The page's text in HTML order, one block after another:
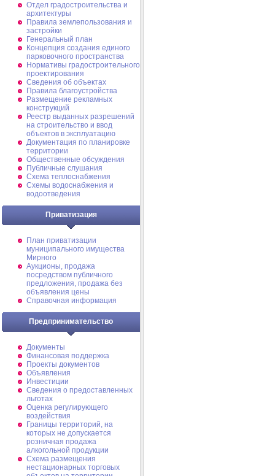
Отдел градостроительства и
архитектуры
Правила землепользования и
застройки
Генеральный план
Концепция создания единого
парковочного пространства
Нормативы градостроительного
проектирования
Сведения об объектах
Правила благоустройства
Размещение рекламных
конструкций
Реестр выданных разрешений
на строительство и ввод
объектов в эксплуатацию
Документация по планировке
территории
Общественные обсуждения
Публичные слушания
Схема теплоснабжения
Схемы водоснабжения и
водоотведения
Приватизация
План приватизации
муниципального имущества
Мирного
Аукционы, продажа
посредством публичного
предложения, продажа без
объявления цены
Справочная информация
Предпринимательство
Документы
Финансовая поддержка
Проекты документов
Объявления
Инвестиции
Сведения о предоставленных
льготах
Оценка регулирующего
воздействия
Границы территорий, на
которых не допускается
розничная продажа
алкогольной продукции
Схема размещения
нестационарных торговых